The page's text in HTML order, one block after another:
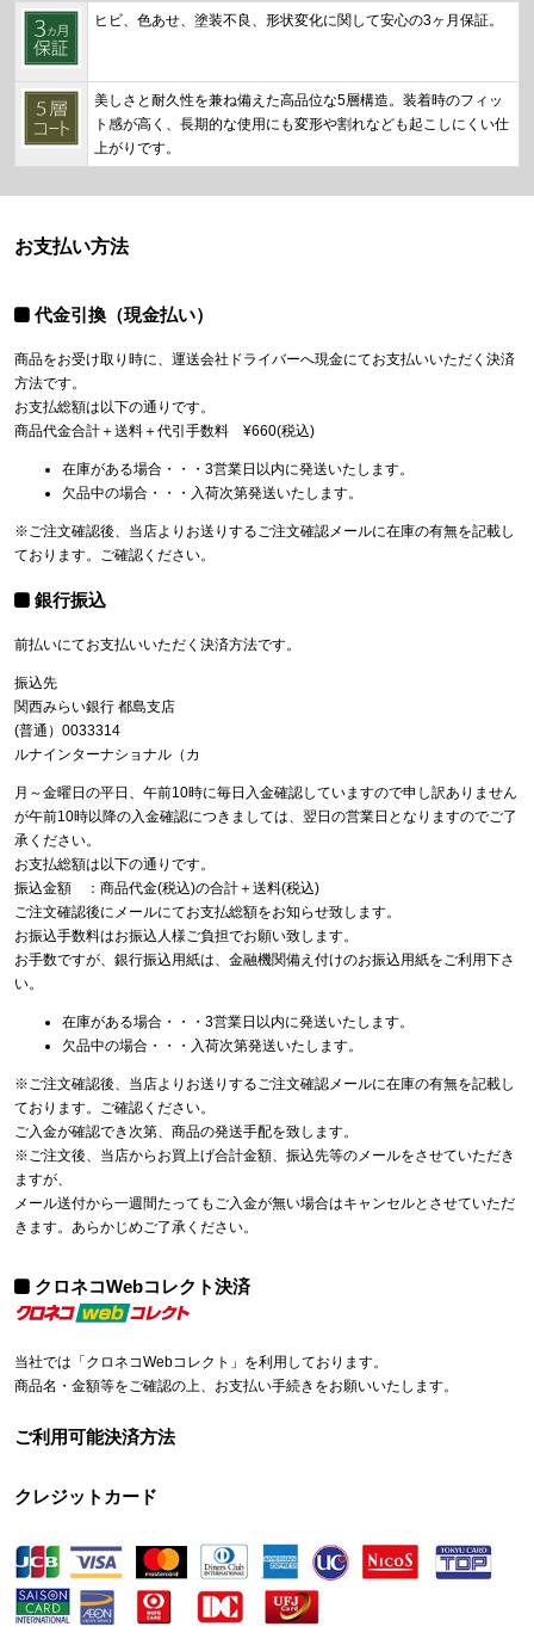
ヒビ、色あせ、塗装不良、形状変化に関して安心の3ヶ月保証。
美しさと耐久性を兼ね備えた高品位な5層構造。装着時のフィッ
ト感が高く、長期的な使用にも変形や割れなども起こしにくい仕
上がりです。
お支払い方法
代金引換（現金払い）
商品をお受け取り時に、運送会社ドライバーへ現金にてお支払いいただく決済
方法です。
お支払総額は以下の通りです。
商品代金合計＋送料＋代引手数料 ¥660(税込)
在庫がある場合・・・3営業日以内に発送いたします。
欠品中の場合・・・入荷次第発送いたします。
※ご注文確認後、当店よりお送りするご注文確認メールに在庫の有無を記載し
ております。ご確認ください。
銀行振込
前払いにてお支払いいただく決済方法です。
振込先
関西みらい銀行 都島支店
(普通）0033314
ルナインターナショナル（カ
月～金曜日の平日、午前10時に毎日入金確認していますので申し訳ありません
が午前10時以降の入金確認につきましては、翌日の営業日となりますのでご了
承ください。
お支払総額は以下の通りです。
振込金額 ：商品代金(税込)の合計＋送料(税込)
ご注文確認後にメールにてお支払総額をお知らせ致します。
お振込手数料はお振込人様ご負担でお願い致します。
お手数ですが、銀行振込用紙は、金融機関備え付けのお振込用紙をご利用下さ
い。
在庫がある場合・・・3営業日以内に発送いたします。
欠品中の場合・・・入荷次第発送いたします。
※ご注文確認後、当店よりお送りするご注文確認メールに在庫の有無を記載し
ております。ご確認ください。
ご入金が確認でき次第、商品の発送手配を致します。
※ご注文後、当店からお買上げ合計金額、振込先等のメールをさせていただき
ますが、
メール送付から一週間たってもご入金が無い場合はキャンセルとさせていただ
きます。あらかじめご了承ください。
クロネコWebコレクト決済
当社では「クロネコWebコレクト」を利用しております。
商品名・金額等をご確認の上、お支払い手続きをお願いいたします。
ご利用可能決済方法
クレジットカード